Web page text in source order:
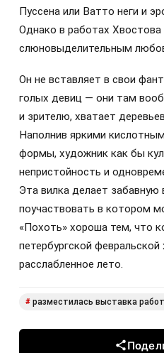
Пуссена или Ватто неги и
Однако в работах
слюновыделительным
Он не вставляет в свои
голых девиц — они там
и зрителю, хватает
Наполнив яркими
формы, художник как бы
непристойность и
Эта вилка делает
поучаствовать в котором
«Похоть» хороша тем, что
петербургской
расслабленное лето.
# разместилась выставка